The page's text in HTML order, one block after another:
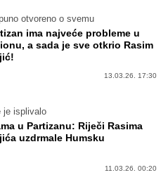
otvoreno o svemu
ima najveće probleme u
a sada je sve otkrio Rasim
13.03.26. 17:30
je isplivalo
u Partizanu: Riječi Rasima
uzdrmale Humsku
11.03.26. 00:20